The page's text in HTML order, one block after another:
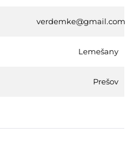
verdemke@gmail.com
Lemešany
Prešov